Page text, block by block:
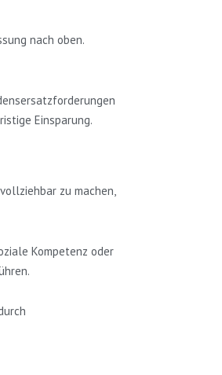
nach oben.
Einsparung.
zu machen,
Kompetenz oder